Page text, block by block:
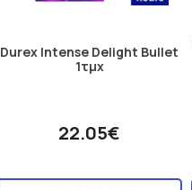
Durex Intense Delight Bullet
1τμχ
22.05€